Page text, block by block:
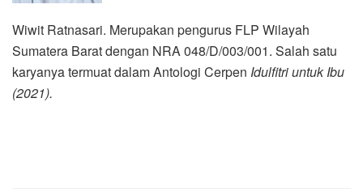
Wiwit Ratnasari. Merupakan pengurus FLP Wilayah
Sumatera Barat dengan NRA 048/D/003/001. Salah satu
karyanya termuat dalam Antologi Cerpen Idulfitri untuk Ibu
(2021).